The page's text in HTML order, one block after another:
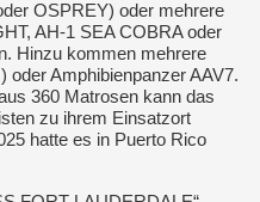
OSPREY) oder mehrere
AH-1 SEA COBRA oder
Hinzu kommen mehrere
oder Amphibienpanzer AAV7.
360 Matrosen kann das
zu ihrem Einsatzort
hatte es in Puerto Rico